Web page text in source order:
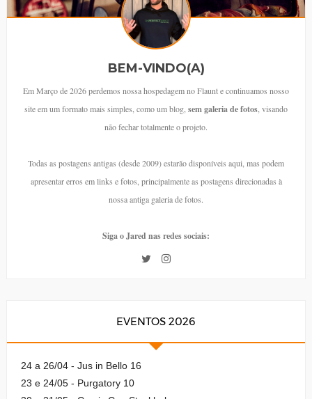
BEM-VINDO(A)
Em Março de 2026 perdemos nossa hospedagem no Flaunt e continuamos nosso
site em um formato mais simples, como um blog, sem galeria de fotos , visando
não fechar totalmente o projeto.
Todas as postagens antigas (desde 2009) estarão disponíveis aqui, mas podem
apresentar erros em links e fotos, principalmente as postagens direcionadas à
nossa antiga galeria de fotos.
Siga o Jared nas redes sociais:
EVENTOS 2026
24 a 26/04 - Jus in Bello 16
23 e 24/05 - Purgatory 10